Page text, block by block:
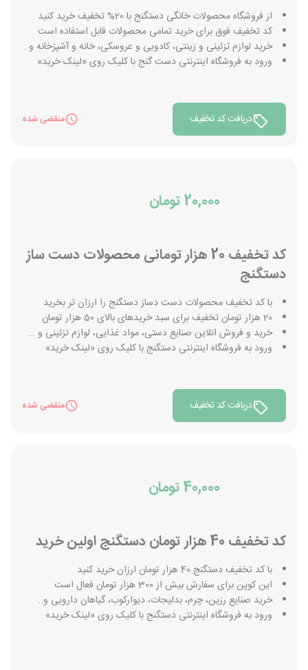
از فروشگاه محصولات خانگی دستگنج با 20% تخفیف خرید کنید
کد تخفیف فوق برای خرید تمامی محصولات قابل استفاده است
خرید لوازم تزئینی و زینتی، کادویی و عروسکی، خانه و آشپزخانه و..
ورود به فروشگاه اینترنتی دست گنج با کلیک روی «لینک خرید»
دریافت کد تخفیف منقضی شده
20,000 تومان
کد تخفیف 20 هزار تومانی محصولات دست ساز
دستگنج
با کد تخفیف محصولات دست دساز دستگنج را ارزان تر بخرید
20 هزار تومان تخفیف برای سبد خریدهای بالای 50 هزار تومان
خرید و فروش انلاین صنایع دستی، مواد غذایی، لوازم تزئینی و ...
ورود به فروشگاه اینترنتی دستگنج با کلیک روی «لینک خرید»
دریافت کد تخفیف منقضی شده
40,000 تومان
کد تخفیف 40 هزار تومان دستگنج اولین خرید
با کد تخفیف دستگنج 40 هزار تومان ارزان خرید کنید
این کوپن برای سفارش بیش از 300 هزار تومان فعال است
خرید صنایع رزین، چرم، بدلیجات، دیوارکوب، گیاهان دارویی و..
ورود به فروشگاه اینترنتی دستگنج با کلیک روی «لینک خرید»